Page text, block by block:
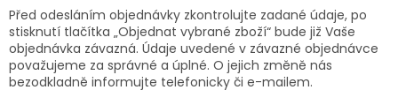
Před odesláním objednávky zkontrolujte zadané údaje, po
stisknutí tlačítka „Objednat vybrané zboží“ bude již Vaše
objednávka závazná. Údaje uvedené v závazné objednávce
považujeme za správné a úplné. O jejich změně nás
bezodkladně informujte telefonicky či e-mailem.